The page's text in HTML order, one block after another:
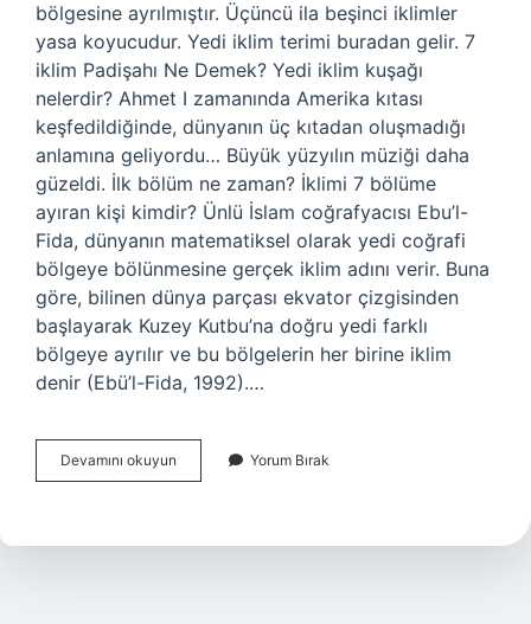
bölgesine ayrılmıştır. Üçüncü ila beşinci iklimler
yasa koyucudur. Yedi iklim terimi buradan gelir. 7
iklim Padişahı Ne Demek? Yedi iklim kuşağı
nelerdir? Ahmet I zamanında Amerika kıtası
keşfedildiğinde, dünyanın üç kıtadan oluşmadığı
anlamına geliyordu… Büyük yüzyılın müziği daha
güzeldi. İlk bölüm ne zaman? İklimi 7 bölüme
ayıran kişi kimdir? Ünlü İslam coğrafyacısı Ebu’l-
Fida, dünyanın matematiksel olarak yedi coğrafi
bölgeye bölünmesine gerçek iklim adını verir. Buna
göre, bilinen dünya parçası ekvator çizgisinden
başlayarak Kuzey Kutbu’na doğru yedi farklı
bölgeye ayrılır ve bu bölgelerin her birine iklim
denir (Ebü’l-Fida, 1992).…
Devamını okuyun
7
Yorum Bırak